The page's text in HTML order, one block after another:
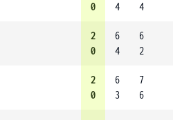
0
4
4
2
0
6
4
6
2
2
0
6
3
7
6